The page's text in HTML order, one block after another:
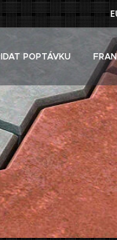
POPTÁVKU